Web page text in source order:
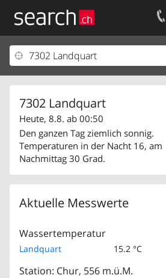
7302 Landquart
Heute, 8.8. ab 00:50
Den ganzen Tag ziemlich sonnig.
Temperaturen in der Nacht 16, am
Nachmittag 30 Grad.
Aktuelle Messwerte
Wassertemperatur
Landquart 15.2 °C
Station: Chur, 556 m.ü.M.
Ihr Eintrag
Kundencenter Geschäftskunden